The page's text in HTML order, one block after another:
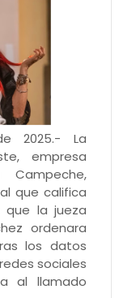
2025.- La
empresa
que califica
que la jueza
ordenara
los datos
sociales
al llamado